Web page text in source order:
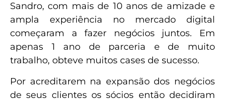
Sandro, com mais de 10 anos de amizade e
ampla experiência no mercado digital
começaram a fazer negócios juntos. Em
apenas 1 ano de parceria e de muito
trabalho, obteve muitos cases de sucesso.
Por acreditarem na expansão dos negócios
de seus clientes os sócios então decidiram